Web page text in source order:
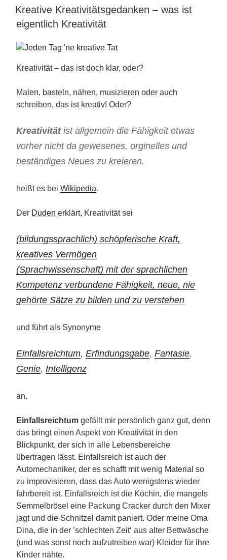
kreativ“
AM
Kreative Kreativitätsgedanken – was ist
eigentlich Kreativität
Kreativität – das ist doch klar, oder?
Malen, basteln, nähen, musizieren oder auch
schreiben, das ist kreativ! Oder?
Kreativitätist allgemein die Fähigkeit etwas
vorher nicht da gewesenes, orginelles und
beständiges Neues zu kreieren.
heißt es bei Wikipedia.
Der Duden erklärt, Kreativität sei
(bildungssprachlich) schöpferische Kraft,
kreatives Vermögen
(Sprachwissenschaft) mit der sprachlichen
Kompetenz verbundene Fähigkeit, neue, nie
gehörte Sätze zu bilden und zu verstehen
und führt als Synonyme
Einfallsreichtum, Erfindungsgabe, Fantasie,
Genie, Intelligenz
an.
Einfallsreichtum gefällt mir persönlich ganz gut, denn
das bringt einen Aspekt von Kreativität in den
Blickpunkt, der sich in alle Lebensbereiche
übertragen lässt. Einfallsreich ist auch der
Automechaniker, der es schafft mit wenig Material so
zu improvisieren, dass das Auto wenigstens wieder
fahrbereit ist. Einfallsreich ist die Köchin, die mangels
Semmelbrösel eine Packung Cracker durch den Mixer
jagt und die Schnitzel damit paniert. Oder meine Oma
Dina, die in der ’schlechten Zeit‘ aus alter Bettwäsche
(und was sonst noch aufzutreiben war) Kleider für ihre
Kinder nähte.